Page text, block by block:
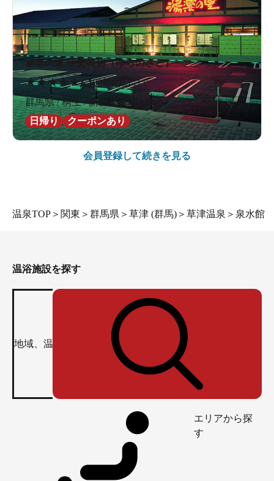
湯楽の里 伊勢崎店（ゆらのさと）
★★★★★4.180件の口コミ
群馬県 / 桐生 / 新伊勢崎駅2.8km
日帰り
クーポンあり
会員登録して続きを見る
温泉TOP ＞ 関東 ＞ 群馬県 ＞ 草津 (群馬) ＞ 草津温泉 ＞ 泉水館
温浴施設を探す
エリアから探
す